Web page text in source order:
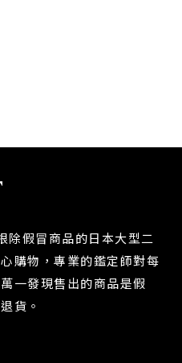
除假冒商品的日本大型二
購物，專業的鑑定師對每
一發現售出的商品是假
貨。